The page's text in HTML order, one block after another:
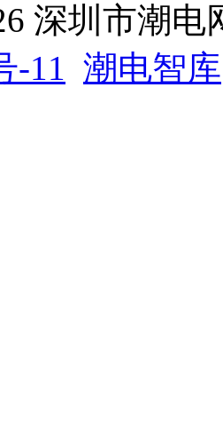
深圳市潮
-11 潮电智库